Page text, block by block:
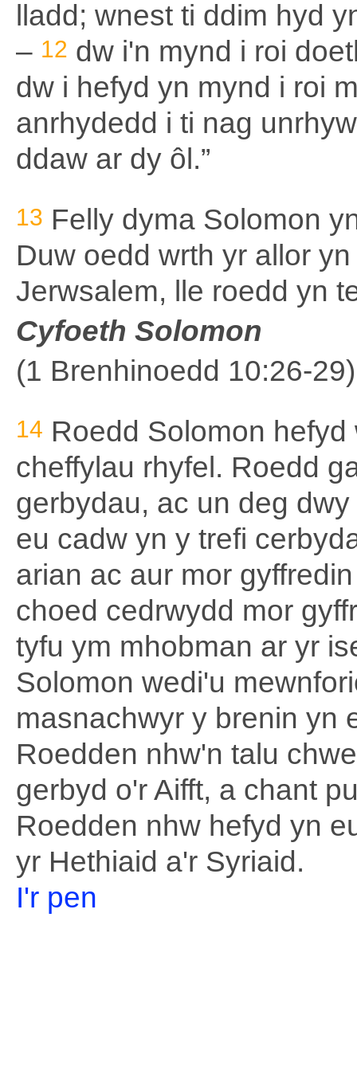
lladd; wnest ti ddim hyd
– 12 dw i'n mynd i roi
dw i hefyd yn mynd i roi
anrhydedd i ti nag
ddaw ar dy ôl.”
13 Felly dyma Solomon
Duw oedd wrth yr allor
Jerwsalem, lle roedd yn
Cyfoeth Solomon
(1 Brenhinoedd 10:26-29)
14 Roedd Solomon
cheffylau rhyfel. Roedd
gerbydau, ac un deg
eu cadw yn y trefi
arian ac aur mor
choed cedrwydd mor
tyfu ym mhobman ar yr
Solomon wedi'u
masnachwyr y brenin yn
Roedden nhw'n talu
gerbyd o'r Aifft, a chant
Roedden nhw hefyd yn
yr Hethiaid a'r Syriaid.
I'r pen